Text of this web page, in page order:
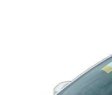
购车计算